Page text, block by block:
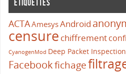
Étiquettes
ACTAAmesysAndroid
censure chiffrement
CyanogenMod Deep Packet
Facebookfichage